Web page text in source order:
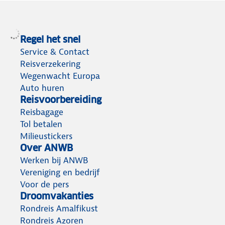
hebt
op
vakantie
Regel het snel
Service & Contact
Reisverzekering
Wegenwacht Europa
Auto huren
Reisvoorbereiding
Reisbagage
Tol betalen
Milieustickers
Over ANWB
Werken bij ANWB
Vereniging en bedrijf
Voor de pers
Droomvakanties
Rondreis Amalfikust
Rondreis Azoren